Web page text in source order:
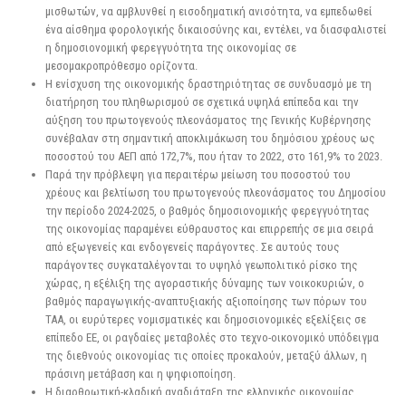
μισθωτών, να αμβλυνθεί η εισοδηματική ανισότητα, να εμπεδωθεί
ένα αίσθημα φορολογικής δικαιοσύνης και, εντέλει, να διασφαλιστεί
η δημοσιονομική φερεγγυότητα της οικονομίας σε
μεσομακροπρόθεσμο ορίζοντα.
Η ενίσχυση της οικονομικής δραστηριότητας σε συνδυασμό με τη
διατήρηση του πληθωρισμού σε σχετικά υψηλά επίπεδα και την
αύξηση του πρωτογενούς πλεονάσματος της Γενικής Κυβέρνησης
συνέβαλαν στη σημαντική αποκλιμάκωση του δημόσιου χρέους ως
ποσοστού του ΑΕΠ από 172,7%, που ήταν το 2022, στο 161,9% το 2023.
Παρά την πρόβλεψη για περαιτέρω μείωση του ποσοστού του
χρέους και βελτίωση του πρωτογενούς πλεονάσματος του Δημοσίου
την περίοδο 2024-2025, ο βαθμός δημοσιονομικής φερεγγυότητας
της οικονομίας παραμένει εύθραυστος και επιρρεπής σε μια σειρά
από εξωγενείς και ενδογενείς παράγοντες. Σε αυτούς τους
παράγοντες συγκαταλέγονται το υψηλό γεωπολιτικό ρίσκο της
χώρας, η εξέλιξη της αγοραστικής δύναμης των νοικοκυριών, ο
βαθμός παραγωγικής-αναπτυξιακής αξιοποίησης των πόρων του
ΤΑΑ, οι ευρύτερες νομισματικές και δημοσιονομικές εξελίξεις σε
επίπεδο ΕΕ, οι ραγδαίες μεταβολές στο τεχνο-οικονομικό υπόδειγμα
της διεθνούς οικονομίας τις οποίες προκαλούν, μεταξύ άλλων, η
πράσινη μετάβαση και η ψηφιοποίηση.
Η διαρθρωτική-κλαδική αναδιάταξη της ελληνικής οικονομίας